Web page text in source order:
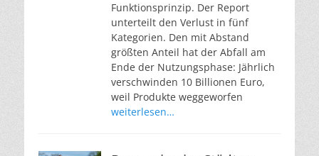
Funktionsprinzip. Der Report
unterteilt den Verlust in fünf
Kategorien. Den mit Abstand
größten Anteil hat der Abfall am
Ende der Nutzungsphase: Jährlich
verschwinden 10 Billionen Euro,
weil Produkte weggeworfen
weiterlesen…